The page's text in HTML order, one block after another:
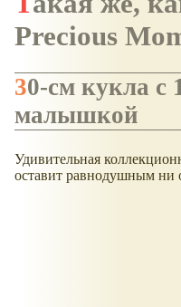
Precious
30-см кукла с 10-см куклой-
малышкой
Удивительная
оставит равнодушным ни